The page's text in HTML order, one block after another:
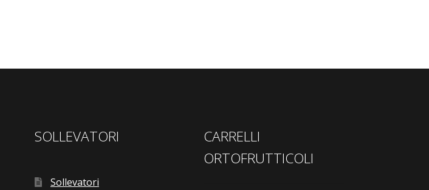
SOLLEVATORI
Sollevatori
CARRELLI
ORTOFRUTTICOLI